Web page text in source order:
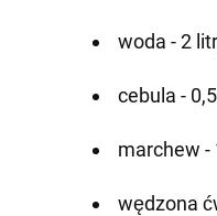
woda - 2
cebula -
marchew -
wędzona